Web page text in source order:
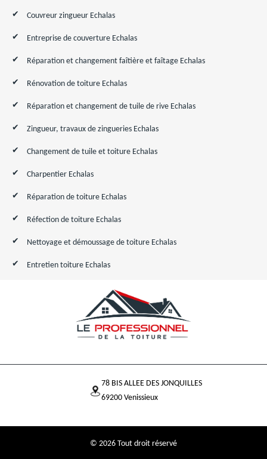
Couvreur zingueur Echalas
Entreprise de couverture Echalas
Réparation et changement faîtière et faîtage Echalas
Rénovation de toiture Echalas
Réparation et changement de tuile de rive Echalas
Zingueur, travaux de zingueries Echalas
Changement de tuile et toiture Echalas
Charpentier Echalas
Réparation de toiture Echalas
Réfection de toiture Echalas
Nettoyage et démoussage de toiture Echalas
Entretien toiture Echalas
78 BIS ALLEE DES JONQUILLES
69200 Venissieux
© 2026 Tout droit réservé